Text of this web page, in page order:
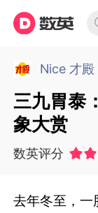
Nice 才殿
三九胃泰
象大赏
数英评分
去年冬至，